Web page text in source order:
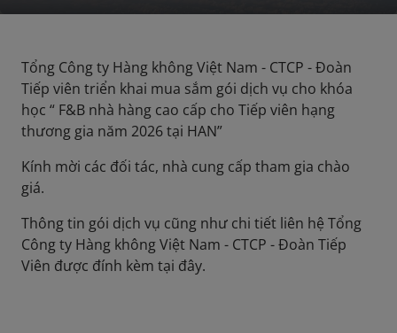
Tổng Công ty Hàng không Việt Nam - CTCP - Đoàn
Tiếp viên triển khai mua sắm gói dịch vụ cho khóa
học “ F&B nhà hàng cao cấp cho Tiếp viên hạng
thương gia năm 2026 tại HAN”
Kính mời các đối tác, nhà cung cấp tham gia chào
giá.
Thông tin gói dịch vụ cũng như chi tiết liên hệ Tổng
Công ty Hàng không Việt Nam - CTCP - Đoàn Tiếp
Viên được đính kèm tại đây.